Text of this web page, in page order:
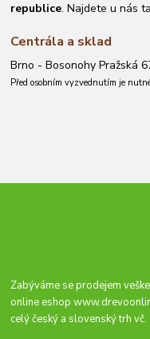
republice. Najdete u nás
Centrála a sklad
Brno - Bosonohy Pražská
Před osobním vyzvednutím je
Zabýváme se prodejem
online eshop
celý český a slovenský trh